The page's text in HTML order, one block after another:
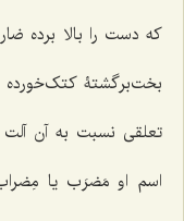
که دست را بالا برده
بخت‌برگشتۀ
تعلقی نسبت به آن
اسم او مَضرَب یا